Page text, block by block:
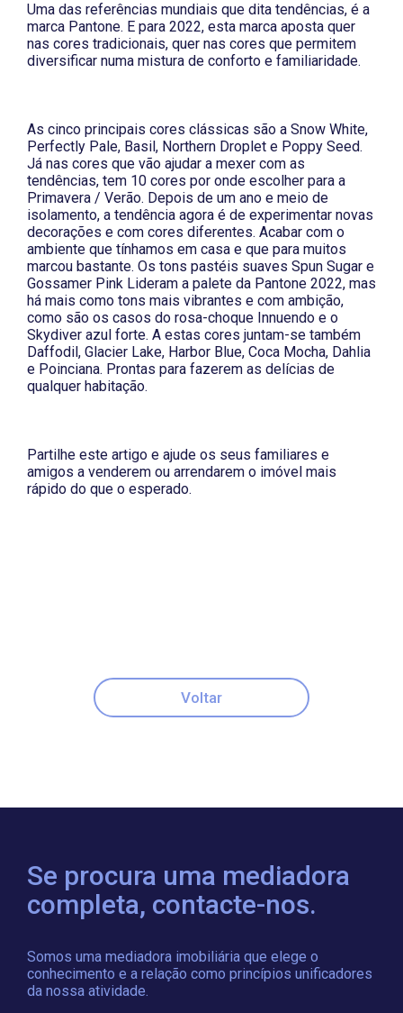
Uma das referências mundiais que dita tendências, é a
marca Pantone. E para 2022, esta marca aposta quer
nas cores tradicionais, quer nas cores que permitem
diversificar numa mistura de conforto e familiaridade.
As cinco principais cores clássicas são a Snow White,
Perfectly Pale, Basil, Northern Droplet e Poppy Seed.
Já nas cores que vão ajudar a mexer com as
tendências, tem 10 cores por onde escolher para a
Primavera / Verão. Depois de um ano e meio de
isolamento, a tendência agora é de experimentar novas
decorações e com cores diferentes. Acabar com o
ambiente que tínhamos em casa e que para muitos
marcou bastante. Os tons pastéis suaves Spun Sugar e
Gossamer Pink Lideram a palete da Pantone 2022, mas
há mais como tons mais vibrantes e com ambição,
como são os casos do rosa-choque Innuendo e o
Skydiver azul forte. A estas cores juntam-se também
Daffodil, Glacier Lake, Harbor Blue, Coca Mocha, Dahlia
e Poinciana. Prontas para fazerem as delícias de
qualquer habitação.
Partilhe este artigo e ajude os seus familiares e
amigos a venderem ou arrendarem o imóvel mais
rápido do que o esperado.
Voltar
Se procura uma mediadora
completa, contacte-nos.
Somos uma mediadora imobiliária que elege o
conhecimento e a relação como princípios unificadores
da nossa atividade.